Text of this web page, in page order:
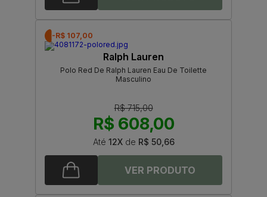
-R$ 107,00
Ralph Lauren
Polo Red De Ralph Lauren Eau De Toilette
Masculino
R$ 715,00
R$ 608,00
Até 12Xde R$ 50,66